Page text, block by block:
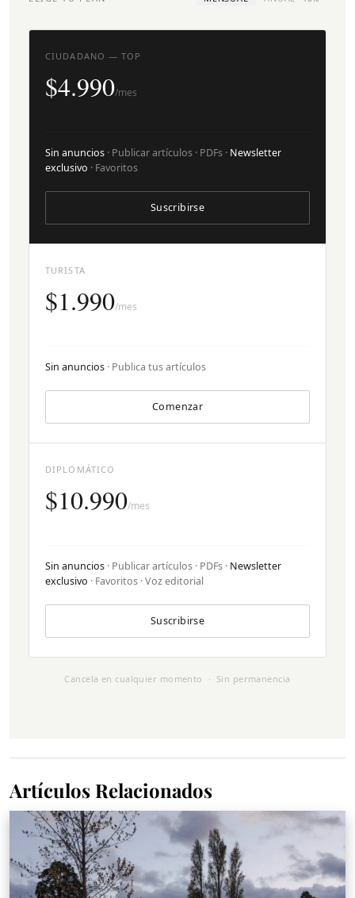
TURISTA
$1.990/mes
Sin anuncios · Publica tus artículos
Comenzar
CIUDADANO — TOP
$4.990/mes
Sin anuncios · Publicar artículos · PDFs · Newsletter
exclusivo · Favoritos
Suscribirse
DIPLOMÁTICO
$10.990/mes
Sin anuncios · Publicar artículos · PDFs · Newsletter
exclusivo · Favoritos · Voz editorial
Suscribirse
Cancela en cualquier momento · Sin permanencia
Artículos Relacionados